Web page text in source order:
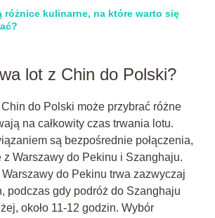
różnice kulinarne, na które warto się
lot z Chin do Polski?
do Polski może przybrać różne
na całkowity czas trwania lotu.
są bezpośrednie połączenia,
z Warszawy do Pekinu i Szanghaju.
do Pekinu trwa zazwyczaj
podczas gdy podróż do Szanghaju
około 11-12 godzin. Wybór